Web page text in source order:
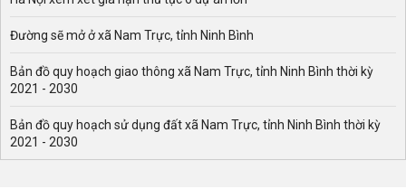
Đường sẽ mở ở xã Nam Trực, tỉnh Ninh Bình
Bản đồ quy hoạch giao thông xã Nam Trực, tỉnh Ninh Bình thời kỳ
2021 - 2030
Bản đồ quy hoạch sử dụng đất xã Nam Trực, tỉnh Ninh Bình thời kỳ
2021 - 2030